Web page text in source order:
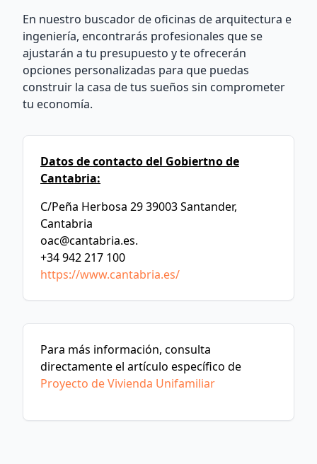
En nuestro buscador de oficinas de arquitectura e
ingeniería, encontrarás profesionales que se
ajustarán a tu presupuesto y te ofrecerán
opciones personalizadas para que puedas
construir la casa de tus sueños sin comprometer
tu economía.
Datos de contacto del Gobiertno de
Cantabria:
C/Peña Herbosa 29 39003 Santander,
Cantabria
oac@cantabria.es.
+34 942 217 100
https://www.cantabria.es/
Para más información, consulta
directamente el artículo específico de
Proyecto de Vivienda Unifamiliar